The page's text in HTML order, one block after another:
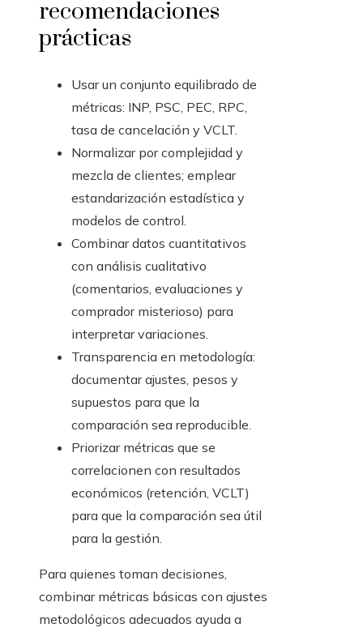
recomendaciones
prácticas
Usar un conjunto equilibrado de
métricas: INP, PSC, PEC, RPC,
tasa de cancelación y VCLT.
Normalizar por complejidad y
mezcla de clientes; emplear
estandarización estadística y
modelos de control.
Combinar datos cuantitativos
con análisis cualitativo
(comentarios, evaluaciones y
comprador misterioso) para
interpretar variaciones.
Transparencia en metodología:
documentar ajustes, pesos y
supuestos para que la
comparación sea reproducible.
Priorizar métricas que se
correlacionen con resultados
económicos (retención, VCLT)
para que la comparación sea útil
para la gestión.
Para quienes toman decisiones,
combinar métricas básicas con ajustes
metodológicos adecuados ayuda a